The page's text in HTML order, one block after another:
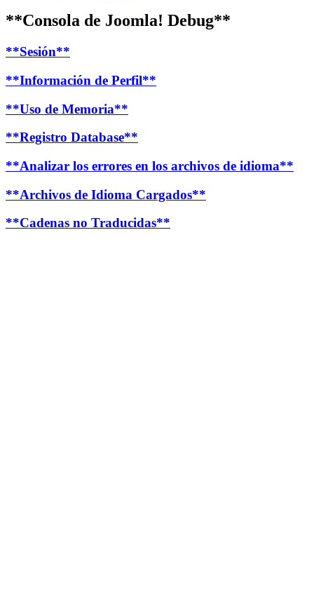
**Consola de Joomla! Debug**
**Sesión**
**Información de Perfil**
**Uso de Memoria**
**Registro Database**
**Analizar los errores en los archivos de idioma**
**Archivos de Idioma Cargados**
**Cadenas no Traducidas**